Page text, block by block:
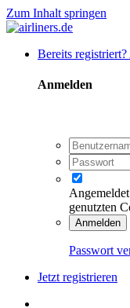
Zum Inhalt springen
Bereits
Anmelden
genutzten
Anmelden
Passwort
Jetzt registrieren